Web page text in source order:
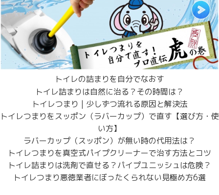
トイレの詰まりを自分でなおす
トイレ詰まりは自然に治る？その時間は？
トイレつまり | 少しずつ流れる原因と解決法
トイレつまりをスッポン（ラバーカップ）で直す【選び方・使
い方】
ラバーカップ（スッポン）が無い時の代用法は？
トイレつまりを真空式パイプクリーナーで治す方法とコツ
トイレ詰まりは洗剤で直せる？パイプユニッシュは危険？
トイレつまり悪徳業者にぼったくられない見極め方6選